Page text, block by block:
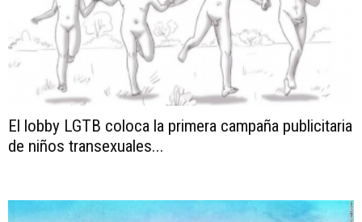
El lobby LGTB coloca la primera campaña publicitaria
de niños transexuales...